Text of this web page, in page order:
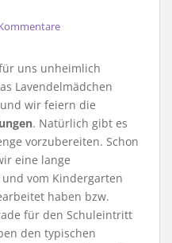
uns unheimlich
Lavendelmädchen
wir feiern die
. Natürlich gibt es
vorzubereiten. Schon
eine lange
vom Kindergarten
haben bzw.
für den Schuleintritt
den typischen